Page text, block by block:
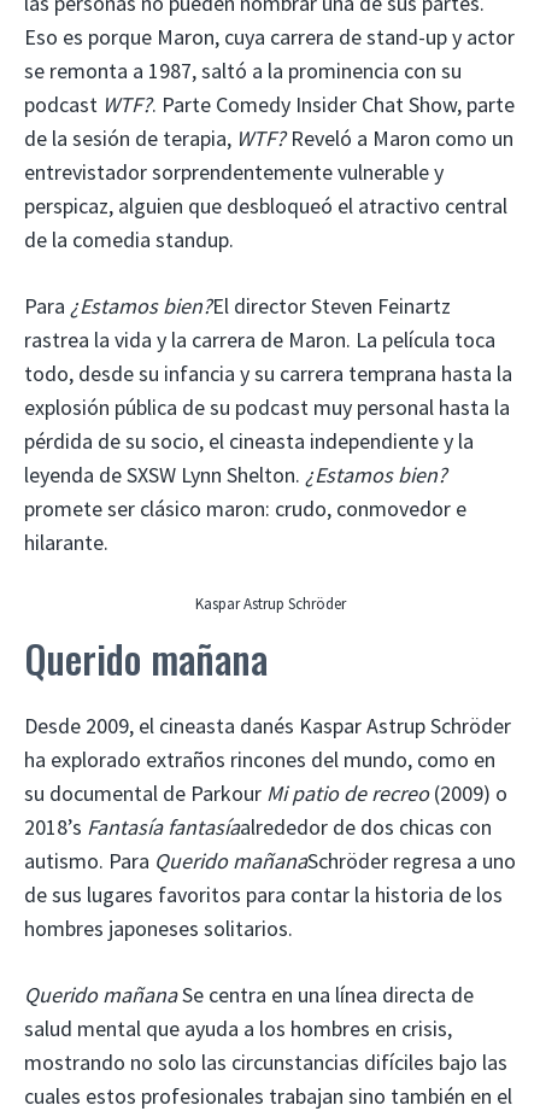
Eso es porque Maron, cuya carrera de stand-up y actor
se remonta a 1987, saltó a la prominencia con su
podcast WTF?. Parte Comedy Insider Chat Show, parte
de la sesión de terapia, WTF?Reveló a Maron como un
entrevistador sorprendentemente vulnerable y
perspicaz, alguien que desbloqueó el atractivo central
de la comedia standup.
Para ¿Estamos bien?El director Steven Feinartz
rastrea la vida y la carrera de Maron. La película toca
todo, desde su infancia y su carrera temprana hasta la
explosión pública de su podcast muy personal hasta la
pérdida de su socio, el cineasta independiente y la
leyenda de SXSW Lynn Shelton. ¿Estamos bien?
promete ser clásico maron: crudo, conmovedor e
hilarante.
Kaspar Astrup Schröder
Querido mañana
Desde 2009, el cineasta danés Kaspar Astrup Schröder
ha explorado extraños rincones del mundo, como en
su documental de Parkour Mi patio de recreo(2009) o
2018’s Fantasía fantasíaalrededor de dos chicas con
autismo. Para Querido mañanaSchröder regresa a uno
de sus lugares favoritos para contar la historia de los
hombres japoneses solitarios.
Querido mañanaSe centra en una línea directa de
salud mental que ayuda a los hombres en crisis,
mostrando no solo las circunstancias difíciles bajo las
cuales estos profesionales trabajan sino también en el